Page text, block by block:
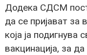
Додека СДСМ
да се пријават за
која ја подигнува
вакцинација, за